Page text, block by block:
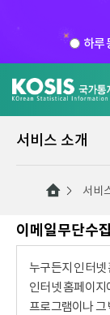
하루
서비스 소개
서비
이메일무단수
누구든지 인터넷
인터넷 홈페이
프로그램이나 그